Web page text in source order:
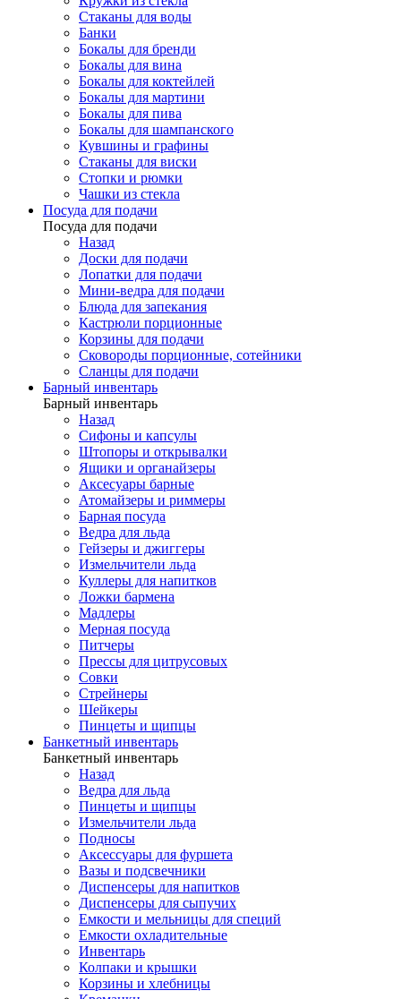
Стаканы для воды
Банки
Бокалы для бренди
Бокалы для вина
Бокалы для коктейлей
Бокалы для мартини
Бокалы для пива
Бокалы для шампанского
Кувшины и графины
Стаканы для виски
Стопки и рюмки
Чашки из стекла
Посуда для подачи
Посуда для подачи
Назад
Доски для подачи
Лопатки для подачи
Мини-ведра для подачи
Блюда для запекания
Кастрюли порционные
Корзины для подачи
Сковороды порционные, сотейники
Сланцы для подачи
Барный инвентарь
Барный инвентарь
Назад
Сифоны и капсулы
Штопоры и открывалки
Ящики и органайзеры
Аксесуары барные
Атомайзеры и риммеры
Барная посуда
Ведра для льда
Гейзеры и джиггеры
Измельчители льда
Куллеры для напитков
Ложки бармена
Мадлеры
Мерная посуда
Питчеры
Прессы для цитрусовых
Совки
Стрейнеры
Шейкеры
Пинцеты и щипцы
Банкетный инвентарь
Банкетный инвентарь
Назад
Ведра для льда
Пинцеты и щипцы
Измельчители льда
Подносы
Аксессуары для фуршета
Вазы и подсвечники
Диспенсеры для напитков
Диспенсеры для сыпучих
Емкости и мельницы для специй
Емкости охладительные
Инвентарь
Колпаки и крышки
Корзины и хлебницы